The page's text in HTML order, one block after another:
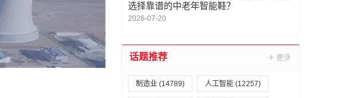
选择靠谱的中老年智能鞋？
2026-07-20
话题推荐
制造业 (14789) 人工智能 (12257)